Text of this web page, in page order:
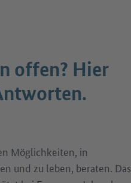
offen? Hier
Möglichkeiten, in
und zu leben, beraten. Das